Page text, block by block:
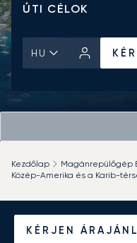
ÚTI CÉLOK
HU
KÉRJEN
Kezdőlap Magánrepülőgép
Közép-Amerika és a Karib-
Béreljen